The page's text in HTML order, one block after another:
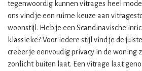
tegenwoordig kunnen vitrages heel
ons vind je een ruime keuze aan
woonstijl. Heb je een Scandinavische
klassieke? Voor iedere stijl vind je de
creëer je eenvoudig privacy in de woning
zonlicht buiten laat. Een vitrage laat